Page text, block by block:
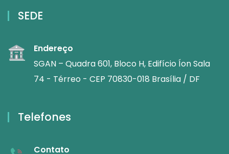
SEDE
Endereço
SGAN – Quadra 601, Bloco H, Edifício Íon Sala
74 - Térreo - CEP 70830-018 Brasília / DF
Telefones
Contato